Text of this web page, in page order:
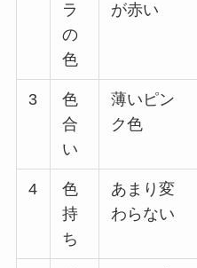
ラ
の
色
が赤い
3
色
合
い
薄いピン
ク色
4
色
持
ち
あまり変
わらない